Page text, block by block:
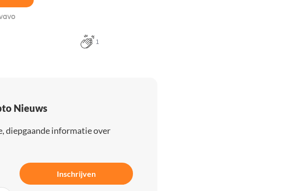
1
Nieuws
diepgaande informatie over
Inschrijven